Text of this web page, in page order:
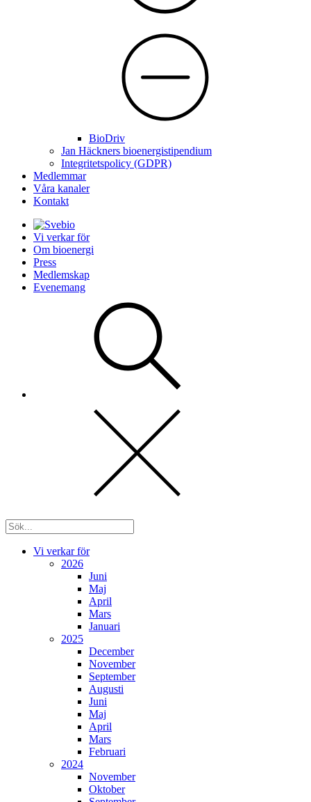
BioDriv
Jan Häckners bioenergistipendium
Integritetspolicy (GDPR)
Medlemmar
Våra kanaler
Kontakt
Vi verkar för
Om bioenergi
Press
Medlemskap
Evenemang
Vi verkar för
2026
Juni
Maj
April
Mars
Januari
2025
December
November
September
Augusti
Juni
Maj
April
Mars
Februari
2024
November
Oktober